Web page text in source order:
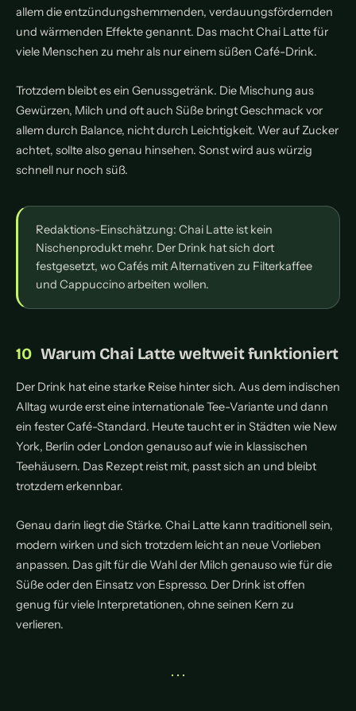
allem die entzündungshemmenden, verdauungsfördernden
und wärmenden Effekte genannt. Das macht Chai Latte für
viele Menschen zu mehr als nur einem süßen Café-Drink.
Trotzdem bleibt es ein Genussgetränk. Die Mischung aus
Gewürzen, Milch und oft auch Süße bringt Geschmack vor
allem durch Balance, nicht durch Leichtigkeit. Wer auf Zucker
achtet, sollte also genau hinsehen. Sonst wird aus würzig
schnell nur noch süß.
Redaktions-Einschätzung: Chai Latte ist kein
Nischenprodukt mehr. Der Drink hat sich dort
festgesetzt, wo Cafés mit Alternativen zu Filterkaffee
und Cappuccino arbeiten wollen.
Warum Chai Latte weltweit funktioniert
Der Drink hat eine starke Reise hinter sich. Aus dem indischen
Alltag wurde erst eine internationale Tee-Variante und dann
ein fester Café-Standard. Heute taucht er in Städten wie New
York, Berlin oder London genauso auf wie in klassischen
Teehäusern. Das Rezept reist mit, passt sich an und bleibt
trotzdem erkennbar.
Genau darin liegt die Stärke. Chai Latte kann traditionell sein,
modern wirken und sich trotzdem leicht an neue Vorlieben
anpassen. Das gilt für die Wahl der Milch genauso wie für die
Süße oder den Einsatz von Espresso. Der Drink ist offen
genug für viele Interpretationen, ohne seinen Kern zu
verlieren.
• • •